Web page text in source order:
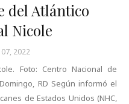
del Atlántico
Nicole
2022
Foto: Centro Nacional de
RD Según informó el
de Estados Unidos (NHC,